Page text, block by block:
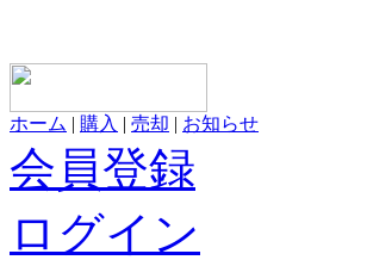
ホーム | 購入 | 売却 | お知らせ
会員登録
ログイン